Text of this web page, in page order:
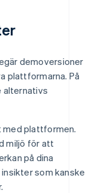
demoversioner
plattformarna. På
alternativs
plattformen.
miljö för att
på dina
som kanske